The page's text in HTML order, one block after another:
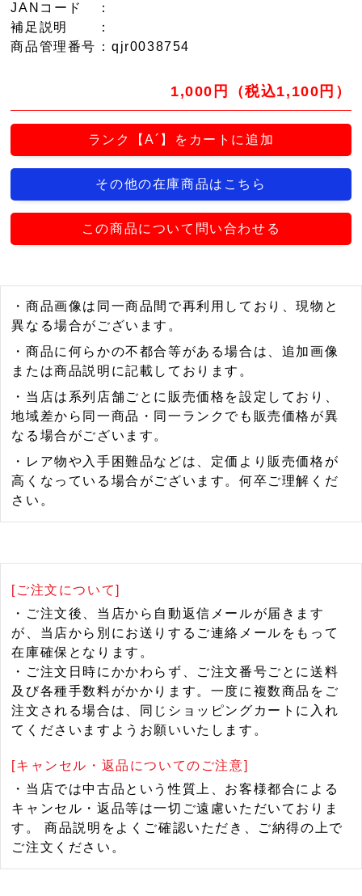
JANコード
：
補足説明
：
商品管理番号 ：qjr0038754
1,000円（税込1,100円）
ランク【A´】をカートに追加
その他の在庫商品はこちら
この商品について問い合わせる
・商品画像は同一商品間で再利用しており、現物と
異なる場合がございます。
・商品に何らかの不都合等がある場合は、追加画像
または商品説明に記載しております。
・当店は系列店舗ごとに販売価格を設定しており、
地域差から同一商品・同一ランクでも販売価格が異
なる場合がございます。
・レア物や入手困難品などは、定価より販売価格が
高くなっている場合がございます。何卒ご理解くだ
さい。
[ご注文について]
・ご注文後、当店から自動返信メールが届きます
が、当店から別にお送りするご連絡メールをもって
在庫確保となります。
・ご注文日時にかかわらず、ご注文番号ごとに送料
及び各種手数料がかかります。一度に複数商品をご
注文される場合は、同じショッピングカートに入れ
てくださいますようお願いいたします。
[キャンセル・返品についてのご注意]
・当店では中古品という性質上、お客様都合による
キャンセル・返品等は一切ご遠慮いただいておりま
す。 商品説明をよくご確認いただき、ご納得の上で
ご注文ください。